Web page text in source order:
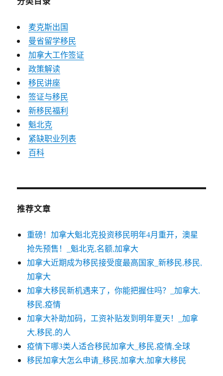
麦克斯出国
曼省留学移民
加拿大工作签证
政策解读
移民讲座
签证与移民
新移民福利
魁北克
紧缺职业列表
百科
推荐文章
重磅！加拿大魁北克投资移民明年4月重开，澳星
抢先预售！_魁北克,名额,加拿大
加拿大近期成为移民接受度最高国家_新移民,移民,
加拿大
加拿大移民新机遇来了，你能把握住吗？_加拿大,
移民,疫情
加拿大补助加码，工资补贴发到明年夏天！_加拿
大,移民,的人
疫情下哪3类人适合移民加拿大_移民,疫情,全球
移民加拿大怎么申请_移民,加拿大,加拿大移民